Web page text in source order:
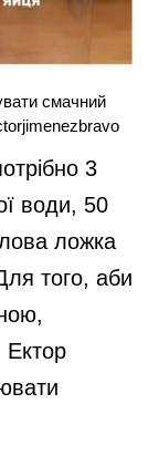
смачний
3
води, 50
ложка
того, аби
Ектор